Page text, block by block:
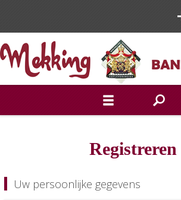
Registreren
Uw persoonlijke gegevens